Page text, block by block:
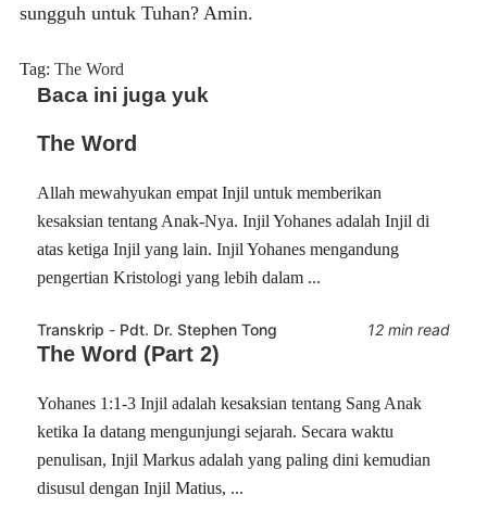
sungguh untuk Tuhan? Amin.
Tag: The Word
Baca ini juga yuk
The Word
Allah mewahyukan empat Injil untuk memberikan
kesaksian tentang Anak-Nya. Injil Yohanes adalah Injil di
atas ketiga Injil yang lain. Injil Yohanes mengandung
pengertian Kristologi yang lebih dalam ...
Transkrip - Pdt. Dr. Stephen Tong 12 min read
The Word (Part 2)
Yohanes 1:1-3 Injil adalah kesaksian tentang Sang Anak
ketika Ia datang mengunjungi sejarah. Secara waktu
penulisan, Injil Markus adalah yang paling dini kemudian
disusul dengan Injil Matius, ...